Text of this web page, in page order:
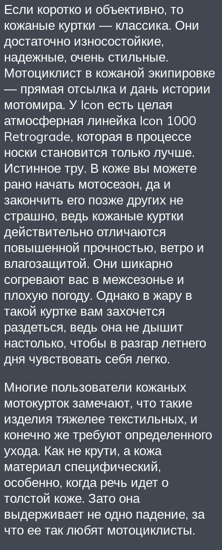
Если коротко и объективно, то
кожаные куртки — классика. Они
достаточно износостойкие,
надежные, очень стильные.
Мотоциклист в кожаной экипировке
— прямая отсылка и дань истории
мотомира. У Icon есть целая
атмосферная линейка Icon 1000
Retrograde, которая в процессе
носки становится только лучше.
Истинное тру. В коже вы можете
рано начать мотосезон, да и
закончить его позже других не
страшно, ведь кожаные куртки
действительно отличаются
повышенной прочностью, ветро и
влагозащитой. Они шикарно
согревают вас в межсезонье и
плохую погоду. Однако в жару в
такой куртке вам захочется
раздеться, ведь она не дышит
настолько, чтобы в разгар летнего
дня чувствовать себя легко.
Многие пользователи кожаных
мотокурток замечают, что такие
изделия тяжелее текстильных, и
конечно же требуют определенного
ухода. Как не крути, а кожа
материал специфический,
особенно, когда речь идет о
толстой коже. Зато она
выдерживает не одно падение, за
что ее так любят мотоциклисты.